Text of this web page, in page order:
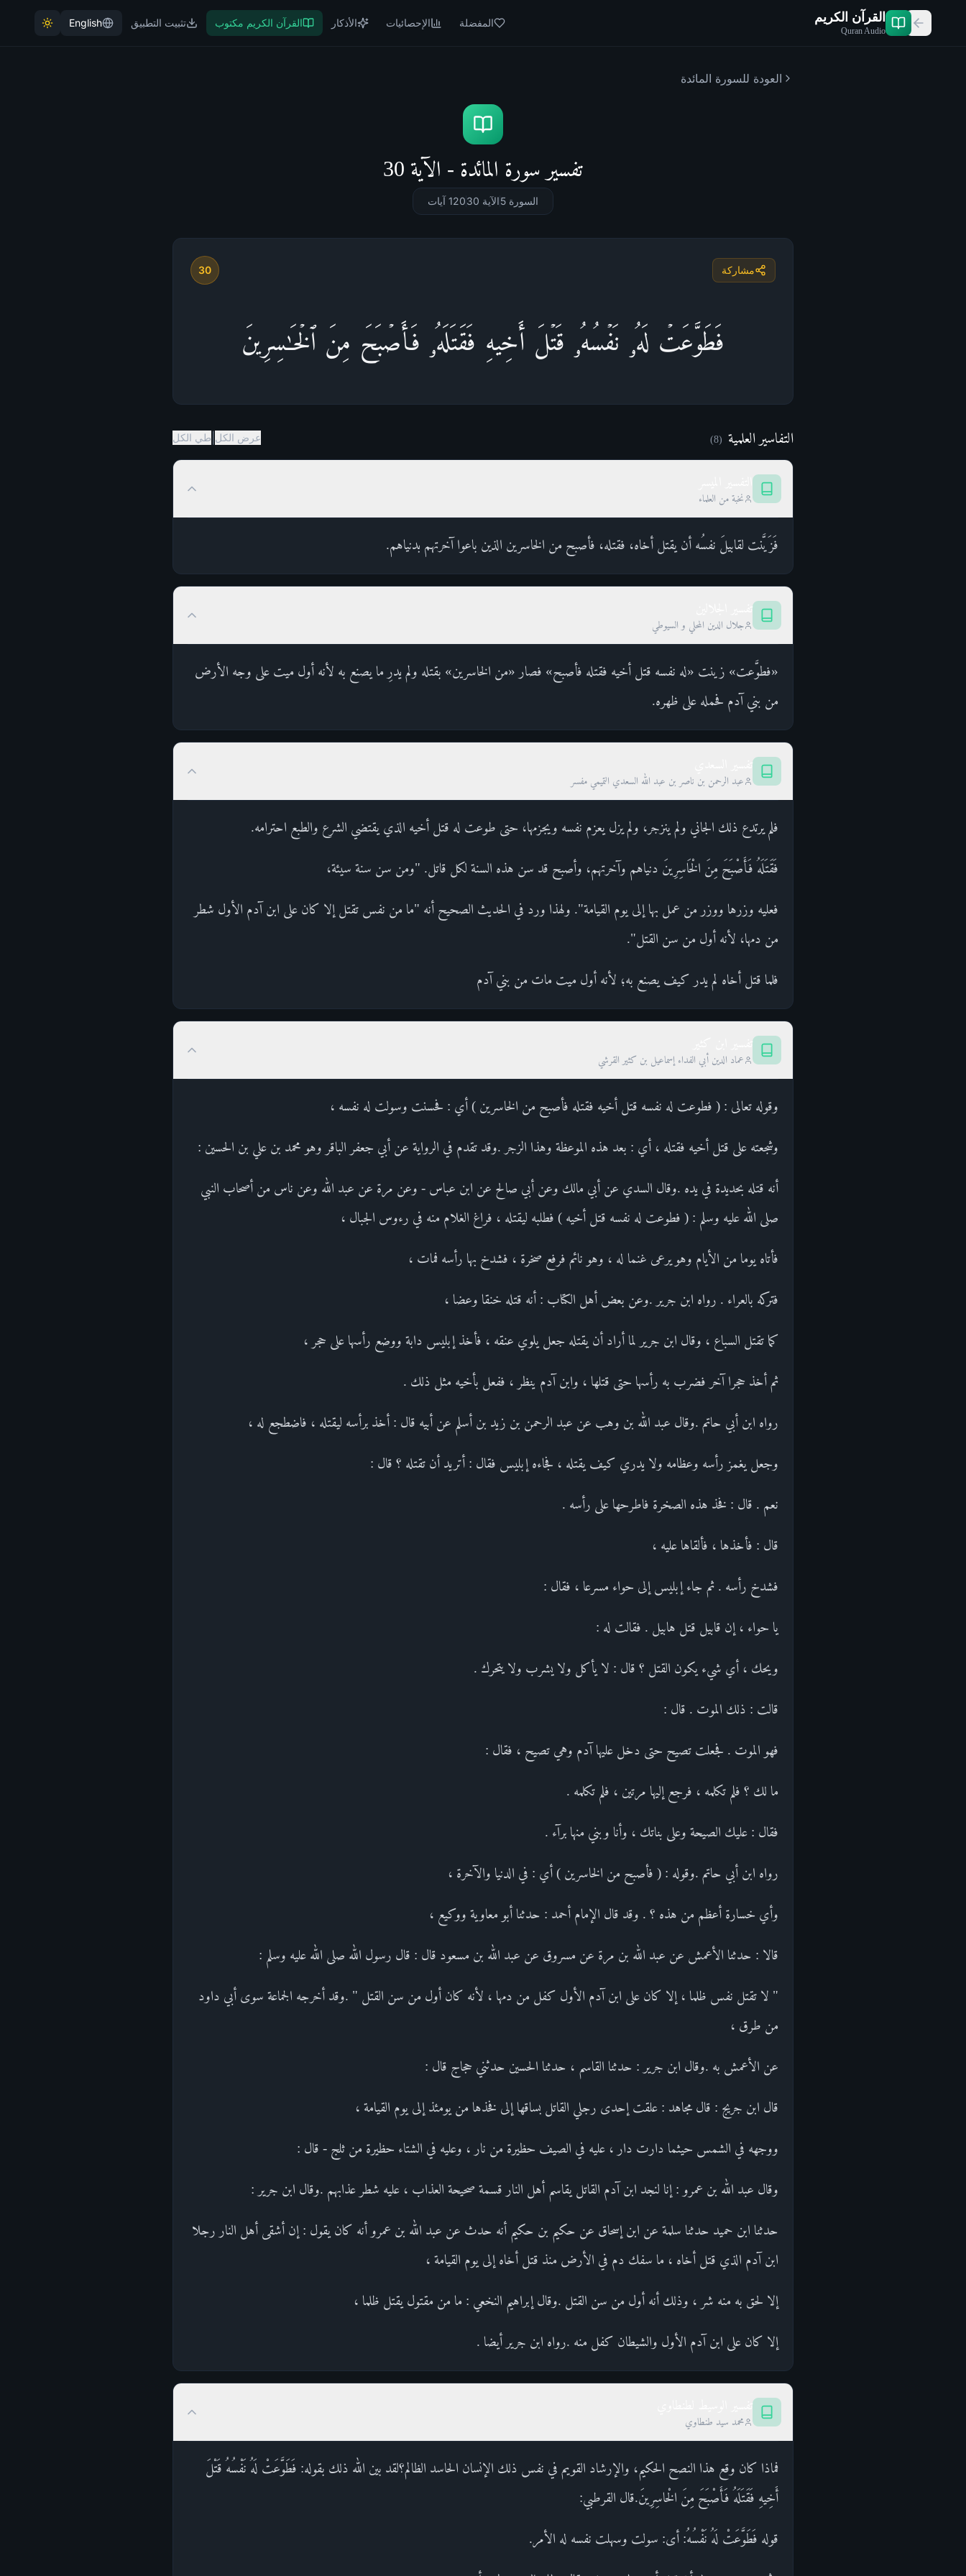
القرآن الكريم
Quran Audio
المفضلة الإحصائيات الأذكار القرآن الكريم مكتوب تثبيت التطبيق English
العودة للسورة المائدة
تفسير سورة المائدة - الآية 30
السورة 5 الآية 30 120 آيات
مشاركة 30
فَطَوَّعَتۡ لَهُۥ نَفۡسُهُۥ قَتۡلَ أَخِیهِ فَقَتَلَهُۥ فَأَصۡبَحَ مِنَ ٱلۡخَـٰسِرِینَ
التفاسير العلمية (
8
) عرض الكل طي الكل
نخبة من العلماء
فَزَيَّنت لقابيلَ نفسُه أن يقتل أخاه، فقتله، فأصبح من الخاسرين الذين باعوا آخرتهم بدنياهم.
جلال الدين المحلي و السيوطي
«فطوَّعت» زينت «له نفسه قتل أخيه فقتله فأصبح» فصار «من الخاسرين» بقتله ولم يدرِ ما يصنع به لأنه أول ميت على وجه الأرض
من بني آدم فحمله على ظهره.
عبد الرحمن بن ناصر بن عبد الله السعدي التميمي مفسر
فلم يرتدع ذلك الجاني ولم ينزجر، ولم يزل يعزم نفسه ويجزمها، حتى طوعت له قتل أخيه الذي يقتضي الشرع والطبع احترامه.
فَقَتَلَهُ فَأَصْبَحَ مِنَ الْخَاسِرِينَ دنياهم وآخرتهم، وأصبح قد سن هذه السنة لكل قاتل. "ومن سن سنة سيئة،
فعليه وزرها ووزر من عمل بها إلى يوم القيامة". ولهذا ورد في الحديث الصحيح أنه "ما من نفس تقتل إلا كان على ابن آدم الأول شطر
من دمها، لأنه أول من سن القتل".
فلما قتل أخاه لم يدر كيف يصنع به؛ لأنه أول ميت مات من بني آدم
عماد الدين أبي الفداء إسماعيل بن كثير القرشي
وقوله تعالى : ( فطوعت له نفسه قتل أخيه فقتله فأصبح من الخاسرين ) أي : فحسنت وسولت له نفسه ،
وشجعته على قتل أخيه فقتله ، أي : بعد هذه الموعظة وهذا الزجر .وقد تقدم في الرواية عن أبي جعفر الباقر وهو محمد بن علي بن الحسين :
أنه قتله بحديدة في يده .وقال السدي عن أبي مالك وعن أبي صالح عن ابن عباس - وعن مرة عن عبد الله وعن ناس من أصحاب النبي
صلى الله عليه وسلم : ( فطوعت له نفسه قتل أخيه ) فطلبه ليقتله ، فراغ الغلام منه في رءوس الجبال ،
فأتاه يوما من الأيام وهو يرعى غنما له ، وهو نائم فرفع صخرة ، فشدخ بها رأسه فمات ،
فتركه بالعراء . رواه ابن جرير .وعن بعض أهل الكتاب : أنه قتله خنقا وعضا ،
كما تقتل السباع ، وقال ابن جرير لما أراد أن يقتله جعل يلوي عنقه ، فأخذ إبليس دابة ووضع رأسها على حجر ،
ثم أخذ حجرا آخر فضرب به رأسها حتى قتلها ، وابن آدم ينظر ، ففعل بأخيه مثل ذلك .
رواه ابن أبي حاتم .وقال عبد الله بن وهب عن عبد الرحمن بن زيد بن أسلم عن أبيه قال : أخذ برأسه ليقتله ، فاضطجع له ،
وجعل يغمز رأسه وعظامه ولا يدري كيف يقتله ، فجاءه إبليس فقال : أتريد أن تقتله ؟ قال :
نعم . قال : فخذ هذه الصخرة فاطرحها على رأسه .
قال : فأخذها ، فألقاها عليه ،
فشدخ رأسه . ثم جاء إبليس إلى حواء مسرعا ، فقال :
يا حواء ، إن قابيل قتل هابيل . فقالت له :
ويحك ، أي شيء يكون القتل ؟ قال : لا يأكل ولا يشرب ولا يتحرك .
قالت : ذلك الموت . قال :
فهو الموت . فجعلت تصيح حتى دخل عليها آدم وهي تصيح ، فقال :
ما لك ؟ فلم تكلمه ، فرجع إليها مرتين ، فلم تكلمه .
فقال : عليك الصيحة وعلى بناتك ، وأنا وبني منها برآء .
رواه ابن أبي حاتم .وقوله : ( فأصبح من الخاسرين ) أي : في الدنيا والآخرة ،
وأي خسارة أعظم من هذه ؟ . وقد قال الإمام أحمد : حدثنا أبو معاوية ووكيع ،
قالا : حدثنا الأعمش عن عبد الله بن مرة عن مسروق عن عبد الله بن مسعود قال : قال رسول الله صلى الله عليه وسلم :
" لا تقتل نفس ظلما ، إلا كان على ابن آدم الأول كفل من دمها ، لأنه كان أول من سن القتل " .وقد أخرجه الجماعة سوى أبي داود
من طرق ،
عن الأعمش به .وقال ابن جرير : حدثنا القاسم ، حدثنا الحسين حدثني حجاج قال :
قال ابن جريج : قال مجاهد : علقت إحدى رجلي القاتل بساقها إلى فخذها من يومئذ إلى يوم القيامة ،
ووجهه في الشمس حيثما دارت دار ، عليه في الصيف حظيرة من نار ، وعليه في الشتاء حظيرة من ثلج - قال :
وقال عبد الله بن عمرو : إنا لنجد ابن آدم القاتل يقاسم أهل النار قسمة صحيحة العذاب ، عليه شطر عذابهم .وقال ابن جرير :
حدثنا ابن حميد حدثنا سلمة عن ابن إسحاق عن حكيم بن حكيم أنه حدث عن عبد الله بن عمرو أنه كان يقول : إن أشقى أهل النار رجلا
ابن آدم الذي قتل أخاه ، ما سفك دم في الأرض منذ قتل أخاه إلى يوم القيامة ،
إلا لحق به منه شر ، وذلك أنه أول من سن القتل .وقال إبراهيم النخعي : ما من مقتول يقتل ظلما ،
إلا كان على ابن آدم الأول والشيطان كفل منه .رواه ابن جرير أيضا .
محمد سيد طنطاوي
فماذا كان وقع هذا النصح الحكيم، والإرشاد القويم في نفس ذلك الإنسان الحاسد الظالم؟لقد بين الله ذلك بقوله: فَطَوَّعَتْ لَهُ نَفْسُهُ قَتْلَ
أَخِيهِ فَقَتَلَهُ فَأَصْبَحَ مِنَ الْخاسِرِينَ.قال القرطبي:
قوله فَطَوَّعَتْ لَهُ نَفْسُهُ: أى: سولت وسهلت نفسه له الأمر.